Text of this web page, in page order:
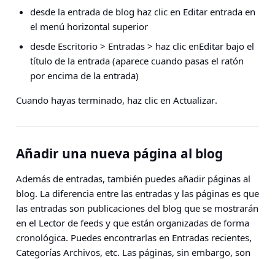
desde la entrada de blog haz clic en Editar entradaen
el menú horizontal superior
desde Escritorio > Entradas > haz clic enEditarbajo el
título de la entrada (aparece cuando pasas el ratón
por encima de la entrada)
Cuando hayas terminado, haz clic en Actualizar.
Añadir una nueva página al blog
Además de entradas, también puedes añadir páginas al
blog. La diferencia entre las entradas y las páginas es que
las entradas son publicaciones del blog que se mostrarán
en el Lector de feeds y que están organizadas de forma
cronológica. Puedes encontrarlas en Entradas recientes,
Categorías Archivos, etc. Las páginas, sin embargo, son